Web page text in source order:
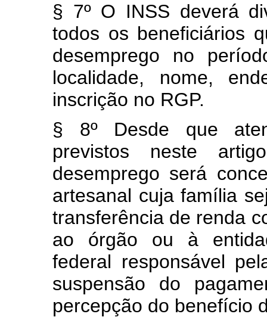
§ 7º O INSS deverá
todos os beneficiários
desemprego no
localidade, nome,
inscrição no RGP.
§ 8º Desde que
previstos neste
desemprego será
artesanal cuja família
transferência de renda
ao órgão ou à
federal responsável
suspensão do
percepção do benefício